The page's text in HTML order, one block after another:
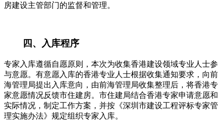
房建设主管部门的监督和管理。
四、入库程序
专家入库遵循自愿原则，本次为收集香港建设领域专业人士参
与意愿。有意愿入库的香港专业人士根据收集通知要求，向前
海管理局提出入库意向，由前海管理局收集整理后，将香港专
家意愿情况反馈市住建房。市住建局结合香港专家申请意愿和
实际情况，制定工作方案，并按《深圳市建设工程评标专家管
理实施办法》规定组织专家入库。